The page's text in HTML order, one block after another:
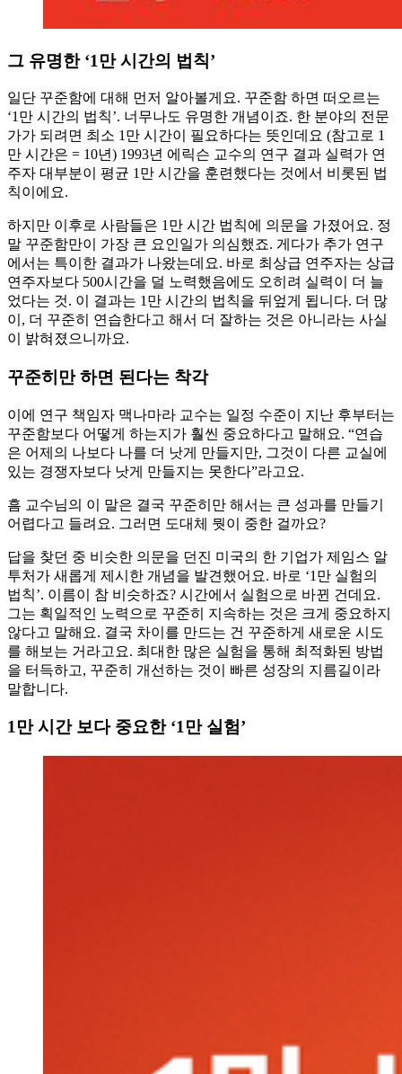
그 유명한 ‘1만 시간의 법칙’
일단 꾸준함에 대해 먼저 알아볼게요. 꾸준함 하면 떠오르는
‘1만 시간의 법칙’. 너무나도 유명한 개념이죠. 한 분야의 전문
가가 되려면 최소 1만 시간이 필요하다는 뜻인데요 (참고로 1
만 시간은 = 10년) 1993년 에릭슨 교수의 연구 결과 실력가 연
주자 대부분이 평균 1만 시간을 훈련했다는 것에서 비롯된 법
칙이에요.
하지만 이후로 사람들은 1만 시간 법칙에 의문을 가졌어요. 정
말 꾸준함만이 가장 큰 요인일가 의심했죠. 게다가 추가 연구
에서는 특이한 결과가 나왔는데요. 바로 최상급 연주자는 상급
연주자보다 500시간을 덜 노력했음에도 오히려 실력이 더 늘
었다는 것. 이 결과는 1만 시간의 법칙을 뒤엎게 됩니다. 더 많
이, 더 꾸준히 연습한다고 해서 더 잘하는 것은 아니라는 사실
이 밝혀졌으니까요.
꾸준히만 하면 된다는 착각
이에 연구 책임자 맥나마라 교수는 일정 수준이 지난 후부터는
꾸준함보다 어떻게 하는지가 훨씬 중요하다고 말해요. “연습
은 어제의 나보다 나를 더 낫게 만들지만, 그것이 다른 교실에
있는 경쟁자보다 낫게 만들지는 못한다”라고요.
흠 교수님의 이 말은 결국 꾸준히만 해서는 큰 성과를 만들기
어렵다고 들려요. 그러면 도대체 뭣이 중한 걸까요?
답을 찾던 중 비슷한 의문을 던진 미국의 한 기업가 제임스 알
투처가 새롭게 제시한 개념을 발견했어요. 바로 ‘1만 실험의
법칙’. 이름이 참 비슷하죠? 시간에서 실험으로 바뀐 건데요.
그는 획일적인 노력으로 꾸준히 지속하는 것은 크게 중요하지
않다고 말해요. 결국 차이를 만드는 건 꾸준하게 새로운 시도
를 해보는 거라고요. 최대한 많은 실험을 통해 최적화된 방법
을 터득하고, 꾸준히 개선하는 것이 빠른 성장의 지름길이라
말합니다.
1만 시간 보다 중요한 ‘1만 실험’